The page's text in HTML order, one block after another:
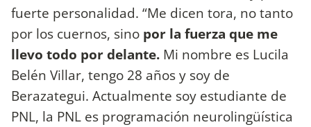
fuerte personalidad. “Me dicen tora, no tanto
por los cuernos, sino por la fuerza que me
llevo todo por delante. Mi nombre es Lucila
Belén Villar, tengo 28 años y soy de
Berazategui. Actualmente soy estudiante de
PNL, la PNL es programación neurolingüística